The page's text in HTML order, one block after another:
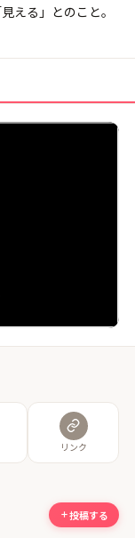
える」とのこと。
リンク
投稿する